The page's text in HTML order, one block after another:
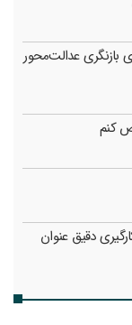
بازنگری عدالت‌محور
کنم
دقیق عنوان